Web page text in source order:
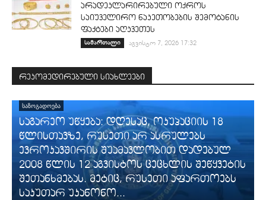
არადეკლარირებული ოქროს
საიუველირო ნაკეთობების შემოტანის
ფაქტები აღკვეთეს
სამართალი აგვისტო 7, 2026 17:32
რეკომედირებული სიახლეები
ᲡᲐᲖᲝᲒᲐᲓᲝᲔᲑᲐ
საგარეო უწყება: დღესაც, ოკუპაციის 18
წლისთავზე, რუსეთი არ ასრულებს
ევროკავშირის შუამავლობით დადებულ
2008 წლის 12 აგვისტოს ცეცხლის შეწყვეტის
შეთანხმებას. მეტიც, რუსეთი აფართოებს
საკუთარ უკანონო...